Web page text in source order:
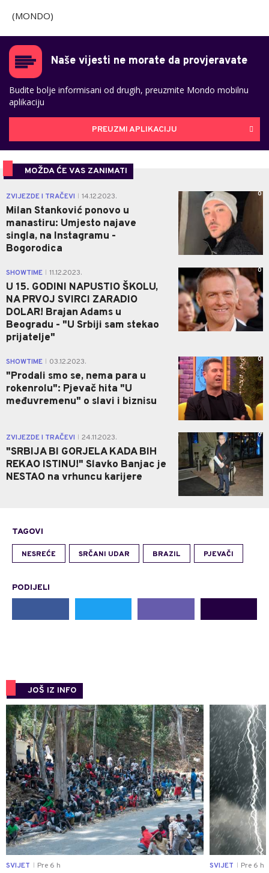
(MONDO)
Naše vijesti ne morate da provjeravate
Budite bolje informisani od drugih, preuzmite Mondo mobilnu
aplikaciju
PREUZMI APLIKACIJU
MOŽDA ĆE VAS ZANIMATI
ZVIJEZDE I TRAČEVI 14.12.2023.
Milan Stanković ponovo u
manastiru: Umjesto najave
singla, na Instagramu -
Bogorodica
0
SHOWTIME 11.12.2023.
U 15. GODINI NAPUSTIO ŠKOLU,
NA PRVOJ SVIRCI ZARADIO
DOLAR! Brajan Adams u
Beogradu - "U Srbiji sam stekao
prijatelje"
0
SHOWTIME 03.12.2023.
"Prodali smo se, nema para u
rokenrolu": Pjevač hita "U
međuvremenu" o slavi i biznisu
0
ZVIJEZDE I TRAČEVI 24.11.2023.
"SRBIJA BI GORJELA KADA BIH
REKAO ISTINU!" Slavko Banjac je
NESTAO na vrhuncu karijere
0
TAGOVI
NESREĆE SRČANI UDAR BRAZIL PJEVAČI
PODIJELI
JOŠ IZ INFO
0
SVIJET Pre 6 h SVIJET Pre 6 h